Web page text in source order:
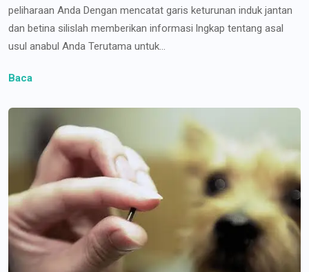
peliharaan Anda Dengan mencatat garis keturunan induk jantan
dan betina silislah memberikan informasi lngkap tentang asal
usul anabul Anda Terutama untuk...
Baca